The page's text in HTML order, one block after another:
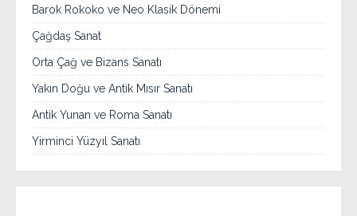
Barok Rokoko ve Neo Klasik Dönemi
Çağdaş Sanat
Orta Çağ ve Bizans Sanatı
Yakın Doğu ve Antik Mısır Sanatı
Antik Yunan ve Roma Sanatı
Yirminci Yüzyıl Sanatı